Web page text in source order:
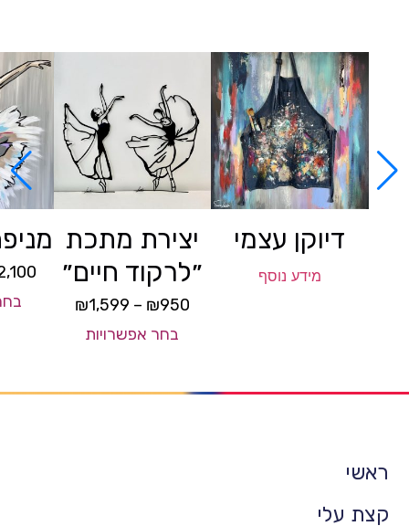
דיוקן עצמי
מידע נוסף
יצירת מתכת
״לרקוד חיים״
₪950
–
₪1,599
בחר אפשרויות
ראשי
קצת עלי